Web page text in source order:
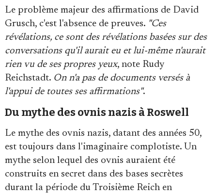
Le problème majeur des affirmations de David
Grusch, c'est l'absence de preuves. "Ces
révélations, ce sont des révélations basées sur des
conversations qu'il aurait eu et lui-même n'aurait
rien vu de ses propres yeux, note Rudy
Reichstadt. On n'a pas de documents versés à
l'appui de toutes ses affirmations".
Du mythe des ovnis nazis à Roswell
Le mythe des ovnis nazis, datant des années 50,
est toujours dans l'imaginaire complotiste. Un
mythe selon lequel des ovnis auraient été
construits en secret dans des bases secrètes
durant la période du Troisième Reich en